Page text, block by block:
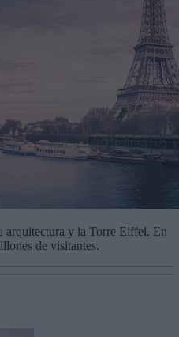
arquitectura y la Torre Eiffel. En
de visitantes.